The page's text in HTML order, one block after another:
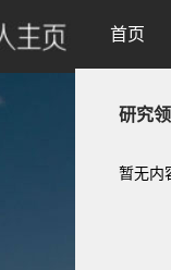
首页
研究
暂无内